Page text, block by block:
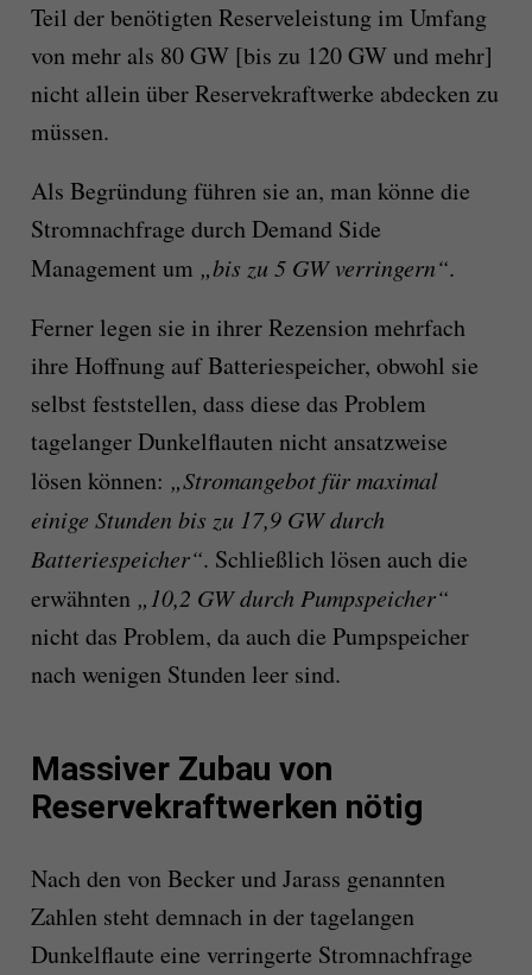
Teil der benötigten Reserveleistung im Umfang
von mehr als 80 GW [bis zu 120 GW und mehr]
nicht allein über Reservekraftwerke abdecken zu
müssen.
Als Begründung führen sie an, man könne die
Stromnachfrage durch Demand Side
Management um „bis zu 5 GW verringern“.
Ferner legen sie in ihrer Rezension mehrfach
ihre Hoffnung auf Batterie­spei­cher, obwohl sie
selbst feststellen, dass diese das Problem
tagelanger Dunkelflauten nicht ansatzweise
lösen können: „Stromangebot für maximal
einige Stunden bis zu 17,9 GW durch
Batteriespeicher“. Schließlich lösen auch die
erwähnten „10,2 GW durch Pumpspeicher“
nicht das Problem, da auch die Pumpspeicher
nach wenigen Stunden leer sind.
Massiver Zubau von
Reservekraftwerken nötig
Nach den von Becker und Jarass genannten
Zahlen steht demnach in der tagelangen
Dunkelflaute eine verringerte Stromnach­frage